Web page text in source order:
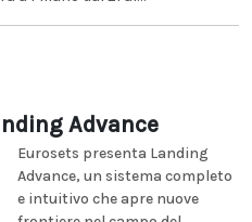
Advance
Eurosets presenta Landing
Advance, un sistema completo
e intuitivo che apre nuove